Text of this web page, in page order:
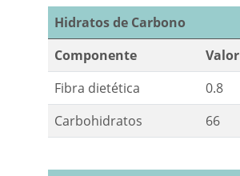
Hidratos de Carbono
Componente
Valor
Fibra dietética
0.8
Carbohidratos
66